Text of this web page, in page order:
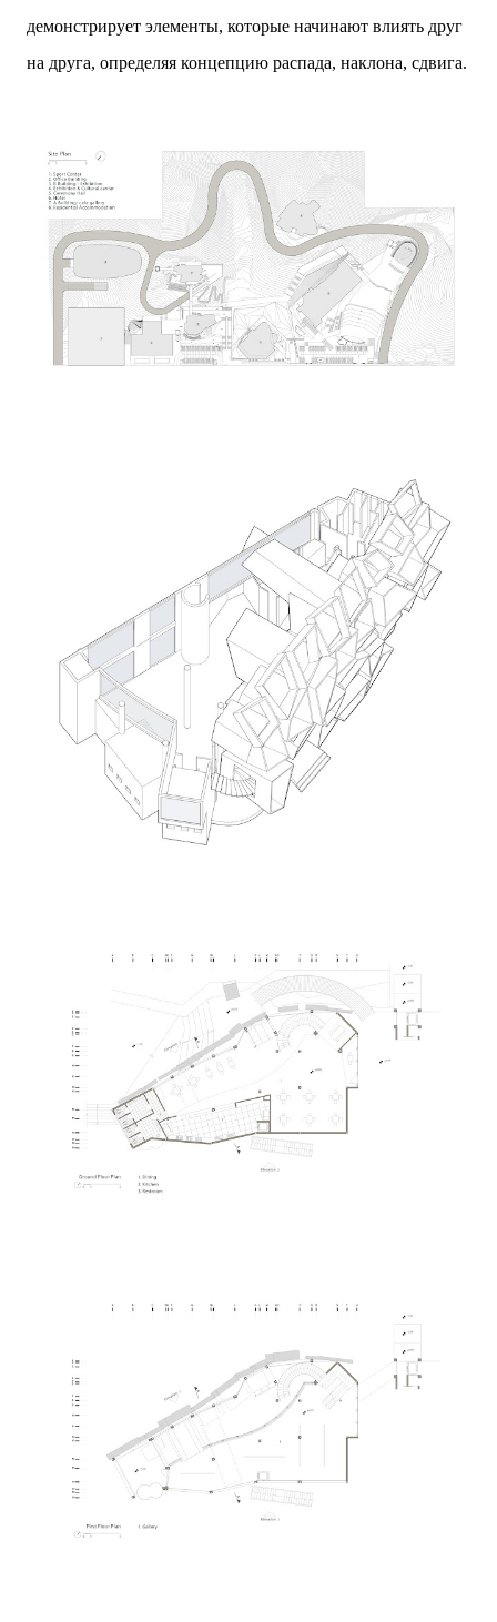
демонстрирует элементы, которые начинают влиять друг
на друга, определяя концепцию распада, наклона, сдвига.